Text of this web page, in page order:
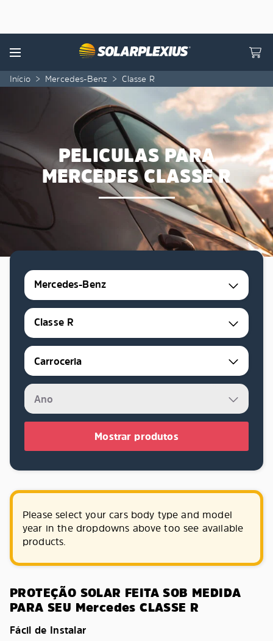
Menu
Início > Mercedes-Benz > Classe R
PELICULAS PARA
MERCEDES CLASSE R
Mercedes-Benz
Classe R
Mostrar produtos
Please select your cars body type and model
year in the dropdowns above too see available
products.
PROTEÇÃO SOLAR FEITA SOB MEDIDA
PARA SEU Mercedes CLASSE R
Fácil de Instalar